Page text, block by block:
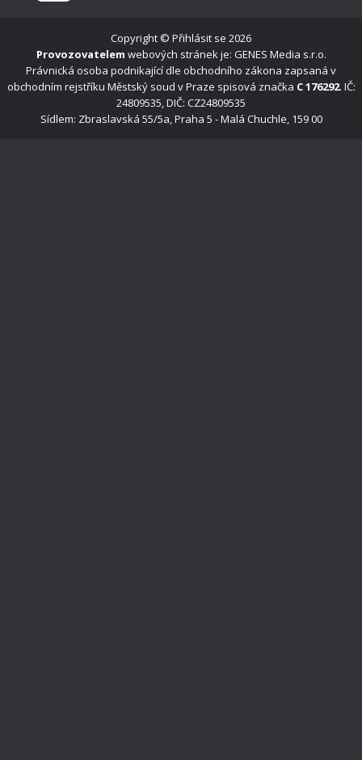
Copyright © Přihlásit se 2026
Provozovatelem webových stránek je: GENES Media s.r.o.
Právnická osoba podnikající dle obchodního zákona zapsaná v
obchodním rejstříku Městský soud v Praze spisová značka C 176292. IČ:
24809535, DIČ: CZ24809535
Sídlem: Zbraslavská 55/5a, Praha 5 - Malá Chuchle, 159 00